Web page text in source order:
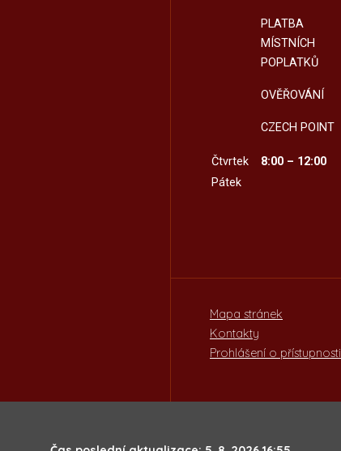
PLATBA
MÍSTNÍCH
POPLATKŮ
OVĚŘOVÁNÍ
CZECH POINT
Čtvrtek
8:00 – 12:00
Pátek
Mapa stránek
Kontakty
Prohlášení o přístupnosti